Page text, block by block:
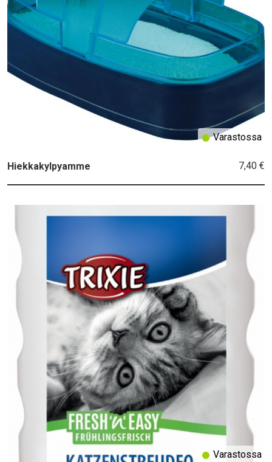
Hiekkakylpyamme 7,40 €
Varastossa
Varastossa